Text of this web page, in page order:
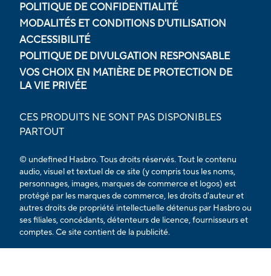
POLITIQUE DE CONFIDENTIALITÉ
MODALITÉS ET CONDITIONS D'UTILISATION
ACCESSIBILITÉ
POLITIQUE DE DIVULGATION RESPONSABLE
VOS CHOIX EN MATIÈRE DE PROTECTION DE
LA VIE PRIVÉE
CES PRODUITS NE SONT PAS DISPONIBLES
PARTOUT
© undefined Hasbro. Tous droits réservés. Tout le contenu
audio, visuel et textuel de ce site (y compris tous les noms,
personnages, images, marques de commerce et logos) est
protégé par les marques de commerce, les droits d'auteur et
autres droits de propriété intellectuelle détenus par Hasbro ou
ses filiales, concédants, détenteurs de licence, fournisseurs et
comptes. Ce site contient de la publicité.